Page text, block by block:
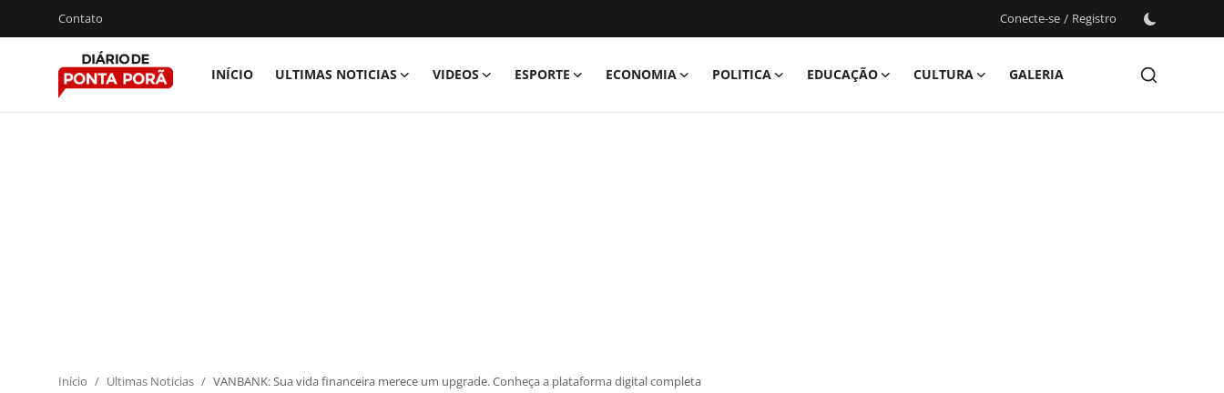
Contato Conecte-se / Registro
INÍCIO ULTIMAS NOTICIAS VIDEOS ESPORTE ECONOMIA POLITICA EDUCAÇÃO CULTURA
GALERIA
Conecte-
Início Ultimas Noticias VANBANK: Sua vida financeira merece um upgrade. Conheça a plataforma digital completa